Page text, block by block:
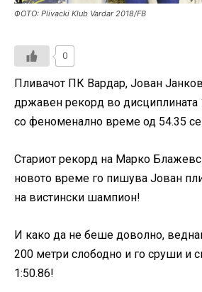
ФОТО: Plivacki Klub Vardar 2018/FB
0
Пливачот ПК Вардар, Јован
државен рекорд во
со феноменално време од 54.35
Стариот рекорд на Марко
новото време го пишува Јован
на вистински шампион!
И како да не беше доволно,
200 метри слободно и го сруши и
1:50.86!